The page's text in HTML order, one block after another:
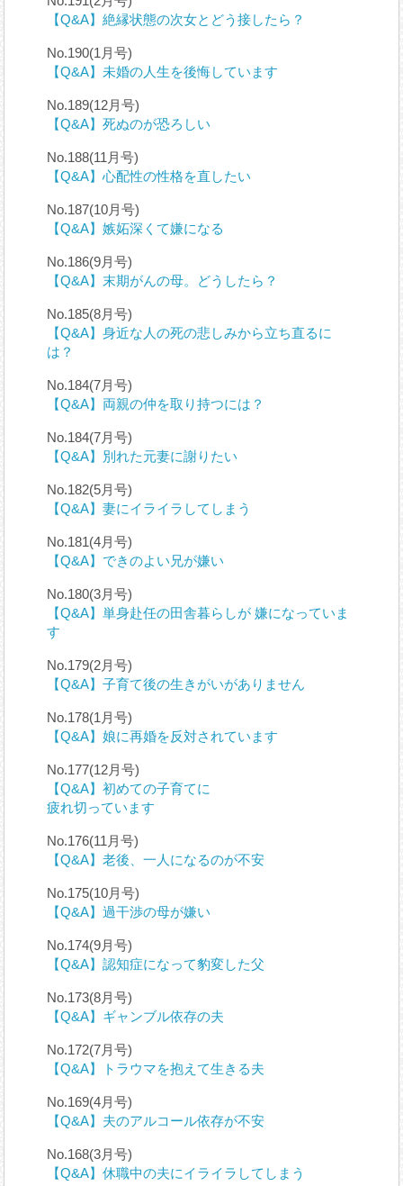
【Q&A】絶縁状態の次女とどう接したら？
No.190(1月号)
【Q&A】未婚の人生を後悔しています
No.189(12月号)
【Q&A】死ぬのが恐ろしい
No.188(11月号)
【Q&A】心配性の性格を直したい
No.187(10月号)
【Q&A】嫉妬深くて嫌になる
No.186(9月号)
【Q&A】末期がんの母。どうしたら？
No.185(8月号)
【Q&A】身近な人の死の悲しみから立ち直るに
は？
No.184(7月号)
【Q&A】両親の仲を取り持つには？
No.184(7月号)
【Q&A】別れた元妻に謝りたい
No.182(5月号)
【Q&A】妻にイライラしてしまう
No.181(4月号)
【Q&A】できのよい兄が嫌い
No.180(3月号)
【Q&A】単身赴任の田舎暮らしが 嫌になっていま
す
No.179(2月号)
【Q&A】子育て後の生きがいがありません
No.178(1月号)
【Q&A】娘に再婚を反対されています
No.177(12月号)
【Q&A】初めての子育てに
疲れ切っています
No.176(11月号)
【Q&A】老後、一人になるのが不安
No.175(10月号)
【Q&A】過干渉の母が嫌い
No.174(9月号)
【Q&A】認知症になって豹変した父
No.173(8月号)
【Q&A】ギャンブル依存の夫
No.172(7月号)
【Q&A】トラウマを抱えて生きる夫
No.169(4月号)
【Q&A】夫のアルコール依存が不安
No.168(3月号)
【Q&A】休職中の夫にイライラしてしまう